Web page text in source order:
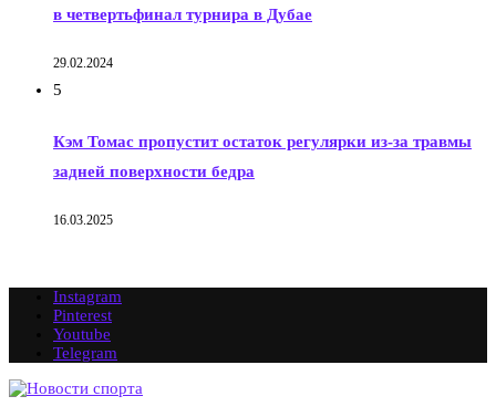
в четвертьфинал турнира в Дубае
29.02.2024
5
Кэм Томас пропустит остаток регулярки из-за травмы
задней поверхности бедра
16.03.2025
Instagram
Pinterest
Youtube
Telegram